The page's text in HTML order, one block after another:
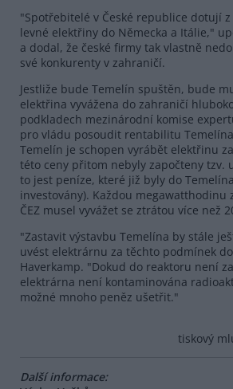
"Spotřebitelé v České republice dotují z
levné elektřiny do Německa a Itálie,"
a dodal, že české firmy tak vlastně
své konkurenty v zahraničí.
Jestliže bude Temelín spuštěn, bude
elektřina vyvážena do zahraničí
podkladech mezinárodní komise
pro vládu posoudit rentabilitu
Temelín je schopen vyrábět elektřinu
této ceny přitom nebyly započteny tzv.
to jest peníze, které již byly do
investovány). Každou megawatthodinu
ČEZ musel vyvážet se ztrátou více než
"Zastavit výstavbu Temelína by stále
uvést elektrárnu za těchto podmínek
Haverkamp. "Dokud do reaktoru není
elektrárna není kontaminována
možné mnoho peněz ušetřit."
tiskový
Další informace: